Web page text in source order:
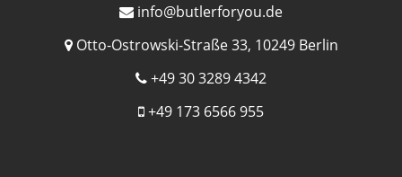
info@butlerforyou.de
Otto-Ostrowski-Straße 33, 10249 Berlin
+49 30 3289 4342
+49 173 6566 955